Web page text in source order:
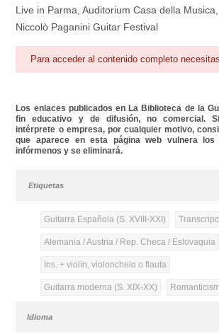
Live in Parma, Auditorium Casa della
Niccolò Paganini Guitar Festival
Para acceder al contenido completo
Los enlaces publicados en La Biblioteca de la
fin educativo y de difusión, no comercial.
intérprete o empresa, por cualquier motivo,
que aparece en esta página web vulnera los
infórmenos y se eliminará.
Etiquetas
Guitarra Española (S. XVIII-XXI)
Alemania / Austria / Rep. Checa / Eslovaquia
Ins. + violín, violonchelo o flauta
Guitarra moderna (S. XIX-XX)
Idioma